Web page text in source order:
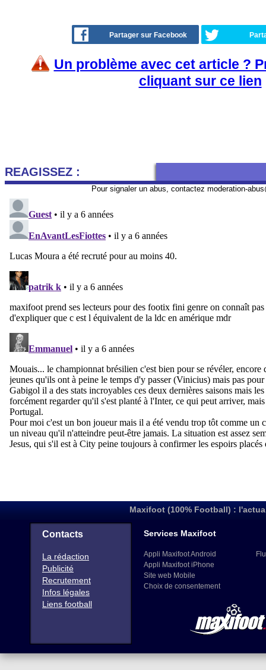
Partager sur Facebook
Un problème avec cet article ?
cliquant sur ce lien
REAGISSEZ :
Pour signaler un abus, contactez moderation-
Maxifoot (100% Football) :
Contacts
La rédaction
Publicité
Recrutement
Infos légales
Liens football
Services Maxifoot
Appli Maxifoot Android
Appli Maxifoot iPhone
Site web Mobile
Choix de consentement